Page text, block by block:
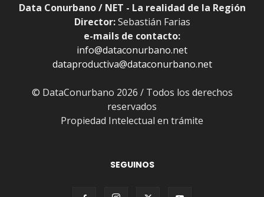
Data Conurbano / NET - La realidad de la Región
Director:Sebastián Farias
e-mails de contacto:
info@dataconurbano.net
dataproductiva@dataconurbano.net
© DataConurbano 2026 / Todos los derechos
reservados
Propiedad Intelectual en trámite
SEGUINOS